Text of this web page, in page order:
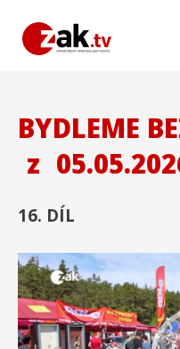
BYDLEME
z
16. DÍL